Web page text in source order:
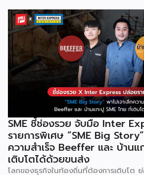
เบลเยี่ยมให้บริการใน 19 แห่งทั่วโลก รวม
อินโดนีเซีย และดูไบ ปัจจุบัน Odoo ให้บริ
มากกว่า 4 แสนราย และมีผู้ใช้งานมากกว่า
Odoo กลับมาจัดงาน Business
Concept พลิกธุรกิจให้กำไร ต่อยอดธุร
ซอฟต์แวร์ ERP ที่มาปลดล็อกทุกธุรกิจในปร
เทคโนโลยีใหม่สุดล้ำ ยกระดับองค์กรของ
พร้อมกับโอกาสที่จะได้เข้ามาเป็นพาร์ทเนอ
SME ชี้ช่องรวย จับมือ Inter
รายการพิเศษ “SME Big
ความสำเร็จ Beeffer และ บ้านแ
เติบโตได้ด้วยขนส่ง
โลกของธุรกิจในท้องถิ่นที่ต้องการเติบโต